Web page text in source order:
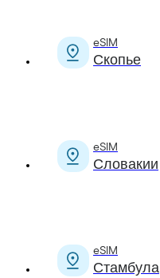
eSIM
Скопье
eSIM
Словакии
eSIM
Стамбула